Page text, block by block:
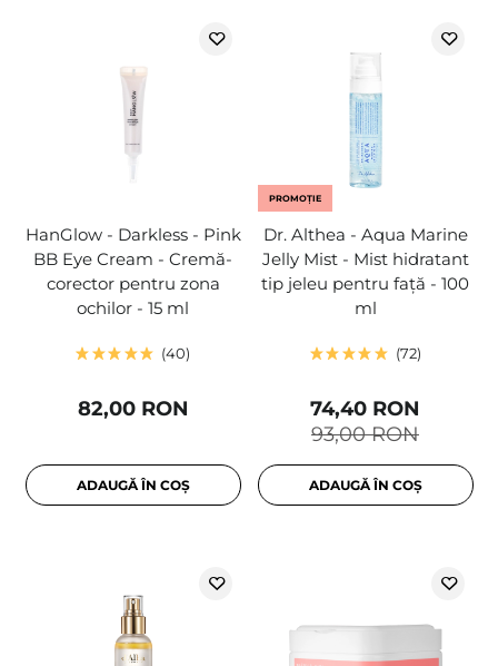
HanGlow - Darkless - Pink
BB Eye Cream - Cremă-
corector pentru zona
ochilor - 15 ml
40
82,00 RON
ADAUGĂ ÎN COȘ
PROMOȚIE
Dr. Althea - Aqua Marine
Jelly Mist - Mist hidratant
tip jeleu pentru față - 100
ml
72
93,00 RON
74,40 RON
ADAUGĂ ÎN COȘ